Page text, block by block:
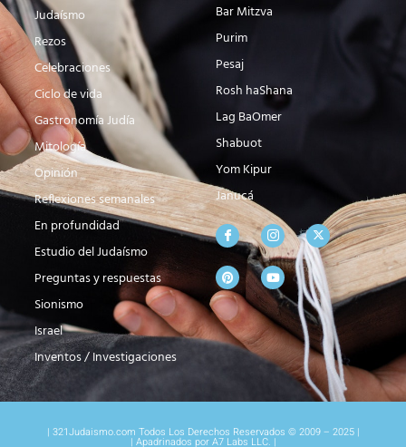
Judaísmo
Rezos
Celebraciones
Ciclo de vida
Gastronomía Judía
Mitología
Opinión
Reflexiones semanales
En profundidad
Estudio del Judaísmo
Preguntas y respuestas
Sionismo
Israel
Inventos / Investigaciones
Bar Mitzva
Purim
Pesaj
Rosh haShana
Lag BaOmer
Shabuot
Yom Kipur
Janucá
| 321Judaismo.com Todos Los Derechos Reservados © 2009 – 2025 |
| Apadrinados por A7 Labs LLC. |